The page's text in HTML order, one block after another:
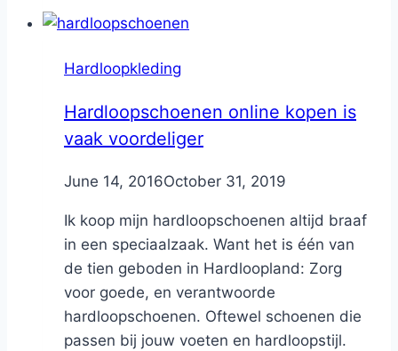
Hardloopkleding
Hardloopschoenen online kopen is
vaak voordeliger
ByNicole
June 14, 2016October 31, 2019
Ik koop mijn hardloopschoenen altijd braaf
in een speciaalzaak. Want het is één van
de tien geboden in Hardloopland: Zorg
voor goede, en verantwoorde
hardloopschoenen. Oftewel schoenen die
passen bij jouw voeten en hardloopstijl.